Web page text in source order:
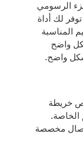
الرسومي
لك أداة
المناسبة
واضح
واضح.
خريطة
الخاصة.
مخصصة